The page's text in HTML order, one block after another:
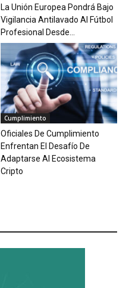
La Unión Europea Pondrá Bajo
Vigilancia Antilavado Al Fútbol
Profesional Desde...
Cumplimiento
Oficiales De Cumplimiento
Enfrentan El Desafío De
Adaptarse Al Ecosistema
Cripto